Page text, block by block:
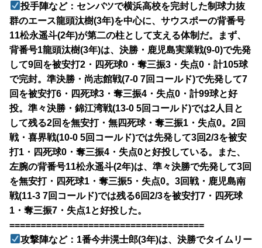
投手陣など：センバツで横浜高校を完封した制球力抜
群のエース龍頭汰樹(3年)を中心に、サウスポーの背番号
11松永遥斗(2年)が第二の柱として支える体制だ。まず、
背番号1龍頭汰樹(3年)は、決勝・鹿児島実業戦(9-0)で先発
して9回を被安打2・四死球0・奪三振3・失点0・計105球
で完封。準決勝・尚志館戦(7-0 7回コールド)で先発して7
回を被安打6・四死球3・奪三振4・失点0・計99球と好
投。準々決勝・錦江湾戦(13-0 5回コールド)では2人目と
して残る2回を無安打・無四死球・奪三振1・失点0。2回
戦・喜界戦(10-0 5回コールド)では先発して3回2/3を被安
打1・四死球0・奪三振4・失点0と好投している。また、
左腕の背番号11松永遥斗(2年)は、準々決勝で先発して3回
を無安打・四死球1・奪三振5・失点0。3回戦・鹿児島南
戦(11-3 7回コールド)では残る6回2/3を被安打7・四死球
1・奪三振7・失点1と好投した。
=====================================
攻撃陣など：1番今井滉士郎(3年)は、決勝でタイムリー